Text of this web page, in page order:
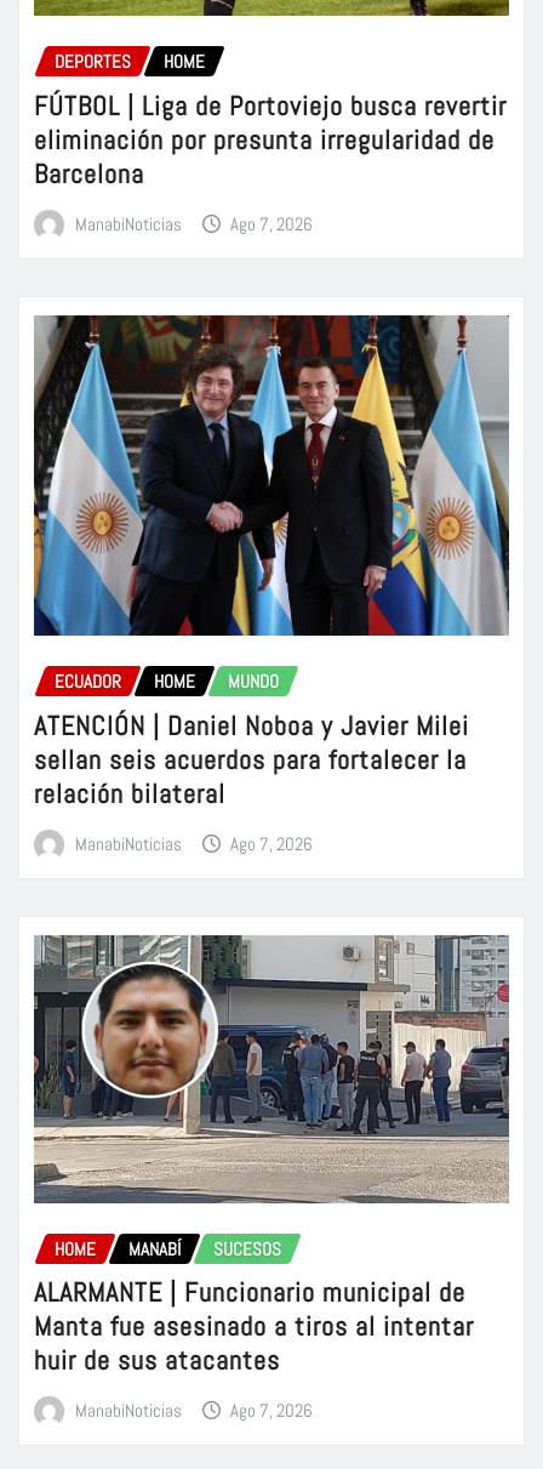
DEPORTES HOME
FÚTBOL | Liga de Portoviejo busca revertir
eliminación por presunta irregularidad de
Barcelona
ManabiNoticias Ago 7, 2026
ECUADOR HOME MUNDO
ATENCIÓN | Daniel Noboa y Javier Milei
sellan seis acuerdos para fortalecer la
relación bilateral
ManabiNoticias Ago 7, 2026
HOME MANABÍ SUCESOS
ALARMANTE | Funcionario municipal de
Manta fue asesinado a tiros al intentar
huir de sus atacantes
ManabiNoticias Ago 7, 2026